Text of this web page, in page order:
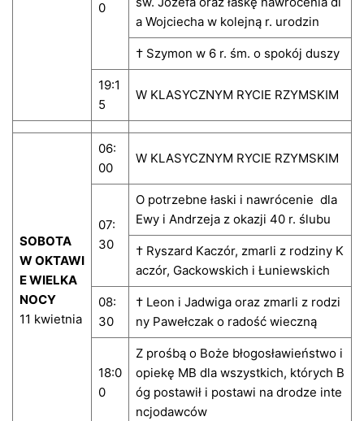
0
a Wojciecha w kolejną r. urodzin
† Szymon w 6 r. śm. o spokój duszy
19:1
5
W KLASYCZNYM RYCIE RZYMSKIM
SOBOTA
W OKTAWI
E WIELKA
NOCY
11 kwietnia
06:
00
W KLASYCZNYM RYCIE RZYMSKIM
07:
30
O potrzebne łaski i nawrócenie dla
Ewy i Andrzeja z okazji 40 r. ślubu
† Ryszard Kaczór, zmarli z rodziny K
aczór, Gackowskich i Łuniewskich
08:
30
† Leon i Jadwiga oraz zmarli z rodzi
ny Pawełczak o radość wieczną
18:0
0
Z prośbą o Boże błogosławieństwo i
opiekę MB dla wszystkich, których B
óg postawił i postawi na drodze inte
ncjodawców